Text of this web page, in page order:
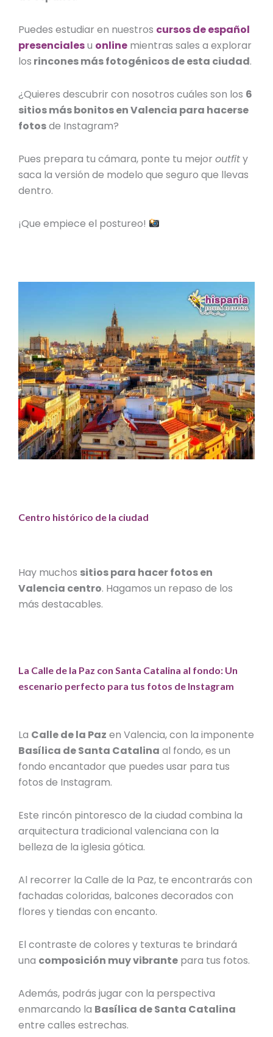
Puedes estudiar en nuestros cursos de español
presencialesu online mientras sales a explorar
los rincones más fotogénicos de esta ciudad.
¿Quieres descubrir con nosotros cuáles son los 6
sitios más bonitos en Valencia para hacerse
fotosde Instagram?
Pues prepara tu cámara, ponte tu mejoroutfity
saca la versión de modelo que seguro que llevas
dentro.
¡Que empiece el postureo!
Centro histórico de la ciudad
Hay muchos sitios para hacer fotos en
Valencia centro. Hagamos un repaso de los
más destacables.
La Calle de la Paz con Santa Catalina al fondo: Un
escenario perfecto para tus fotos de Instagram
La Calle de la Paz en Valencia, con la imponente
Basílica de Santa Catalina al fondo, es un
fondo encantador que puedes usar para tus
fotos de Instagram.
Este rincón pintoresco de la ciudad combina la
arquitectura tradicional valenciana con la
belleza de la iglesia gótica.
Al recorrer la Calle de la Paz, te encontrarás con
fachadas coloridas, balcones decorados con
flores y tiendas con encanto.
El contraste de colores y texturas te brindará
una composición muy vibrante para tus fotos.
Además, podrás jugar con la perspectiva
enmarcando la Basílica de Santa Catalina
entre calles estrechas.